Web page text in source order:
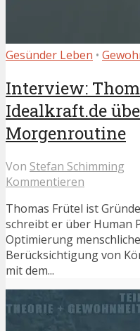
Gesünder Leben •
Interview:
Idealkraft.de
Morgenroutine
Von Stefan Schimming
Kommentieren
Thomas Frütel ist
schreibt er über Human
Optimierung
Berücksichtigung von
mit dem...